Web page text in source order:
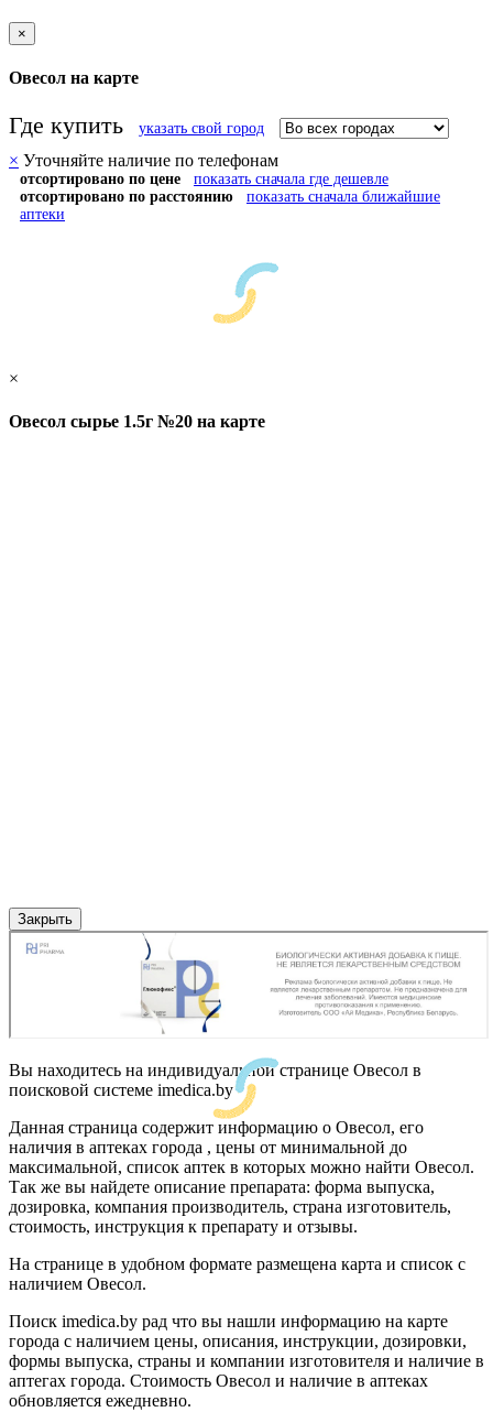
×
Овесол на карте
Где купить указать свой город
× Уточняйте наличие по телефонам
отсортировано по цене
показать сначала где дешевле
отсортировано по расстоянию
показать сначала ближайшие
аптеки
×
Овесол сырье 1.5г №20 на карте
Закрыть
Вы находитесь на индивидуальной странице Овесол в
поисковой системе imedica.by
Данная страница содержит информацию о Овесол, его
наличия в аптеках города , цены от минимальной до
максимальной, список аптек в которых можно найти Овесол.
Так же вы найдете описание препарата: форма выпуска,
дозировка, компания производитель, страна изготовитель,
стоимость, инструкция к препарату и отзывы.
На странице в удобном формате размещена карта и список с
наличием Овесол.
Поиск imedica.by рад что вы нашли информацию на карте
города с наличием цены, описания, инструкции, дозировки,
формы выпуска, страны и компании изготовителя и наличие в
аптегах города. Стоимость Овесол и наличие в аптеках
обновляется ежедневно.